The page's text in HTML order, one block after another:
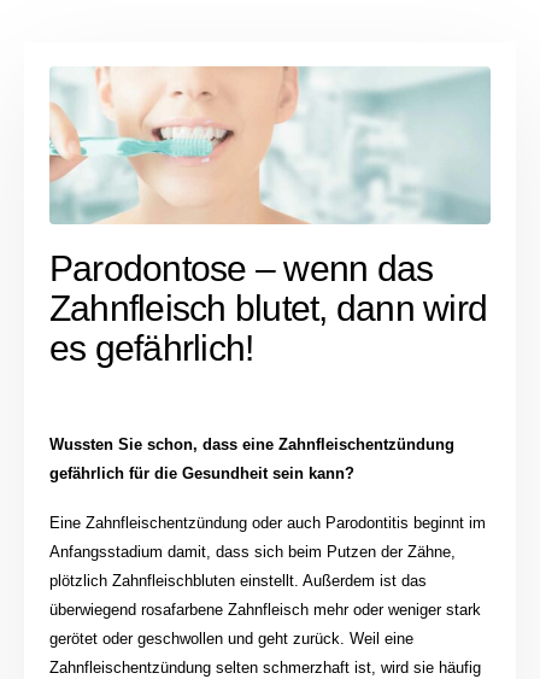
Parodontose – wenn das
Zahnfleisch blutet, dann wird
es gefährlich!
Wussten Sie schon, dass eine Zahnfleischentzündung
gefährlich für die Gesundheit sein kann?
Eine Zahnfleischentzündung oder auch Parodontitis beginnt im
Anfangsstadium damit, dass sich beim Putzen der Zähne,
plötzlich Zahnfleischbluten einstellt. Außerdem ist das
überwiegend rosafarbene Zahnfleisch mehr oder weniger stark
gerötet oder geschwollen und geht zurück. Weil eine
Zahnfleischentzündung selten schmerzhaft ist, wird sie häufig